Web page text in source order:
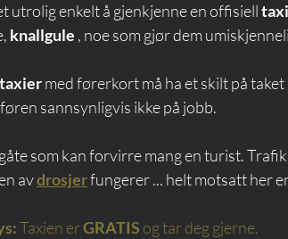
utrolig enkelt å gjenkjenne en offisiell
knallgule , noe som gjør dem
med førerkort må ha et skilt på
sannsynligvis ikke på jobb.
som kan forvirre mang en turist.
av drosjer fungerer ... helt motsatt her
Taxien erGRATIS og tar deg gjerne.